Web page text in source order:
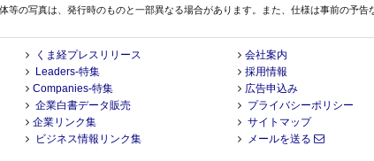
等の写真は、発行時のものと一部異なる場合があります。また、仕様は事前の予
くま経プレスリリース
Leaders-特集
Companies-特集
企業白書データ販売
企業リンク集
ビジネス情報リンク集
会社案内
採用情報
広告申込み
プライバシーポリシー
サイトマップ
メールを送る